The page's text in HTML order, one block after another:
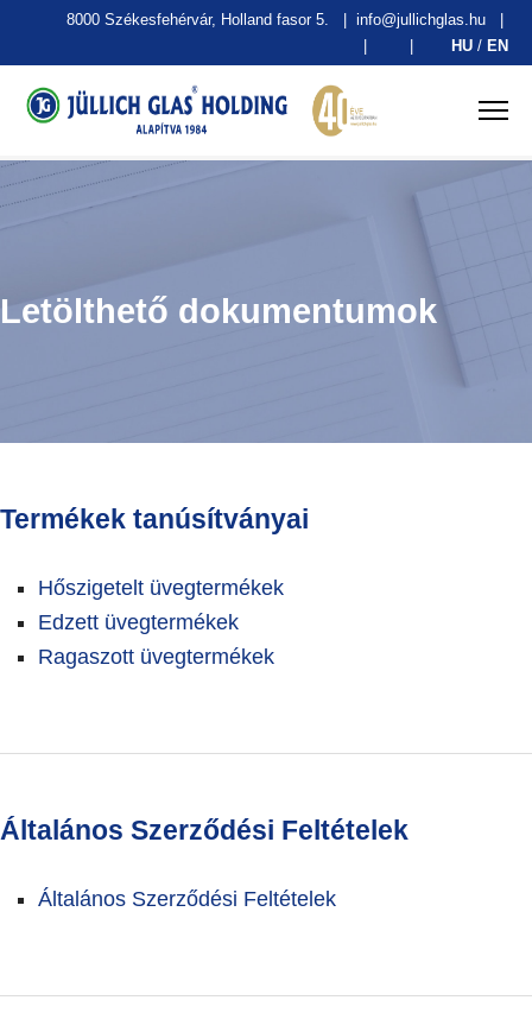
8000 Székesfehérvár, Holland fasor 5. info@jullichglas.hu
HU / EN
Letölthető dokumentumok
Termékek tanúsítványai
Hőszigetelt üvegtermékek
Edzett üvegtermékek
Ragaszott üvegtermékek
Általános Szerződési Feltételek
Általános Szerződési Feltételek